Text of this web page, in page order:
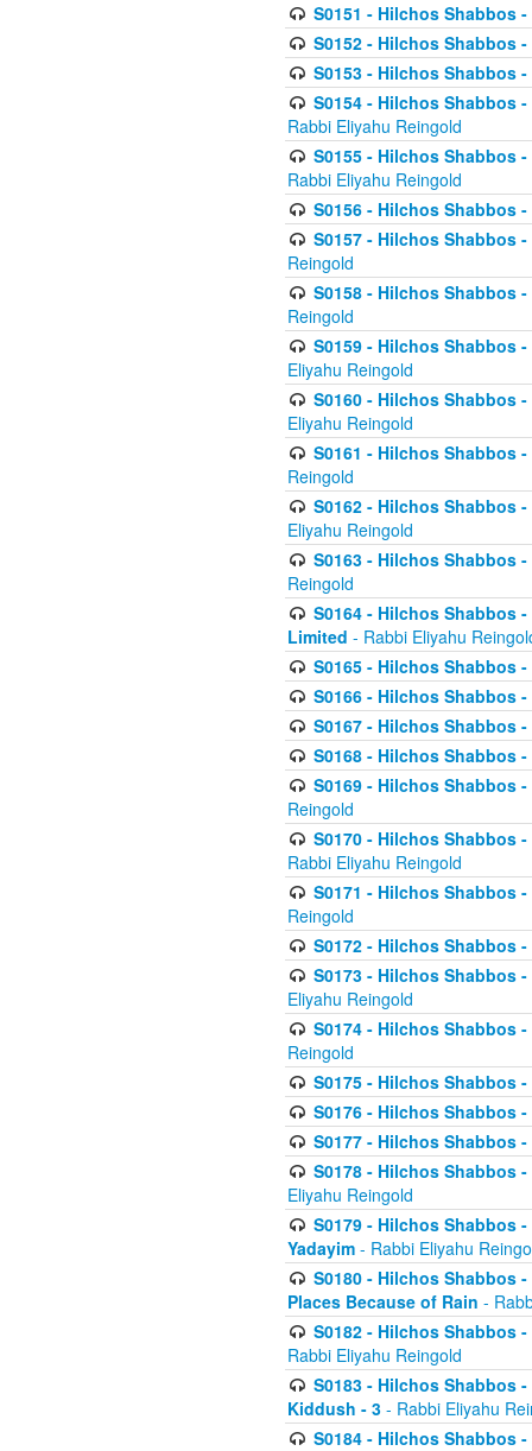
S0151 - Hilchos Shabbos
S0152 - Hilchos Shabbos
S0153 - Hilchos Shabbos
S0154 - Hilchos Shabbos
Rabbi Eliyahu Reingold
S0155 - Hilchos Shabbos
Rabbi Eliyahu Reingold
S0156 - Hilchos Shabbos
S0157 - Hilchos Shabbos
Reingold
S0158 - Hilchos Shabbos
Reingold
S0159 - Hilchos Shabbos
Eliyahu Reingold
S0160 - Hilchos Shabbos
Eliyahu Reingold
S0161 - Hilchos Shabbos
Reingold
S0162 - Hilchos Shabbos
Eliyahu Reingold
S0163 - Hilchos Shabbos
Reingold
S0164 - Hilchos Shabbos
Limited - Rabbi Eliyahu
S0165 - Hilchos Shabbos
S0166 - Hilchos Shabbos
S0167 - Hilchos Shabbos
S0168 - Hilchos Shabbos
S0169 - Hilchos Shabbos
Reingold
S0170 - Hilchos Shabbos
Rabbi Eliyahu Reingold
S0171 - Hilchos Shabbos
Reingold
S0172 - Hilchos Shabbos
S0173 - Hilchos Shabbos
Eliyahu Reingold
S0174 - Hilchos Shabbos
Reingold
S0175 - Hilchos Shabbos
S0176 - Hilchos Shabbos
S0177 - Hilchos Shabbos
S0178 - Hilchos Shabbos
Eliyahu Reingold
S0179 - Hilchos Shabbos
Yadayim - Rabbi Eliyahu
S0180 - Hilchos Shabbos
Places Because of Rain -
S0182 - Hilchos Shabbos
Rabbi Eliyahu Reingold
S0183 - Hilchos Shabbos
Kiddush - 3 - Rabbi Eliyahu
S0184 - Hilchos Shabbos